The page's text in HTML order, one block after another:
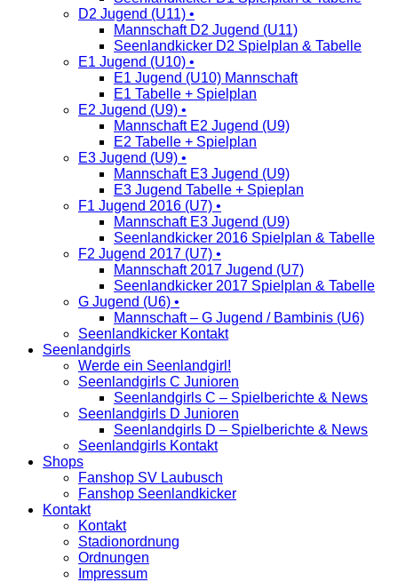
D2 Jugend (U11) •
Mannschaft D2 Jugend (U11)
Seenlandkicker D2 Spielplan & Tabelle
E1 Jugend (U10) •
E1 Jugend (U10) Mannschaft
E1 Tabelle + Spielplan
E2 Jugend (U9) •
Mannschaft E2 Jugend (U9)
E2 Tabelle + Spielplan
E3 Jugend (U9) •
Mannschaft E3 Jugend (U9)
E3 Jugend Tabelle + Spieplan
F1 Jugend 2016 (U7) •
Mannschaft E3 Jugend (U9)
Seenlandkicker 2016 Spielplan & Tabelle
F2 Jugend 2017 (U7) •
Mannschaft 2017 Jugend (U7)
Seenlandkicker 2017 Spielplan & Tabelle
G Jugend (U6) •
Mannschaft – G Jugend / Bambinis (U6)
Seenlandkicker Kontakt
Seenlandgirls
Werde ein Seenlandgirl!
Seenlandgirls C Junioren
Seenlandgirls C – Spielberichte & News
Seenlandgirls D Junioren
Seenlandgirls D – Spielberichte & News
Seenlandgirls Kontakt
Shops
Fanshop SV Laubusch
Fanshop Seenlandkicker
Kontakt
Kontakt
Stadionordnung
Ordnungen
Impressum